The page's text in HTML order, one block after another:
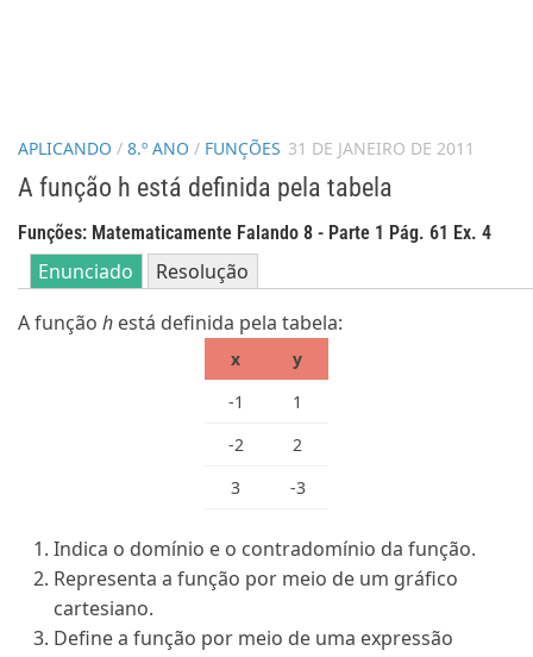
APLICANDO / 8.º ANO / FUNÇÕES 31 DE JANEIRO DE 2011
A função h está definida pela tabela
Funções: Matematicamente Falando 8 - Parte 1 Pág. 61 Ex. 4
Enunciado
Resolução
A função h está definida pela tabela:
x
y
-1
1
-2
2
3
-3
Indica o domínio e o contradomínio da função.
Representa a função por meio de um gráfico
cartesiano.
Define a função por meio de uma expressão